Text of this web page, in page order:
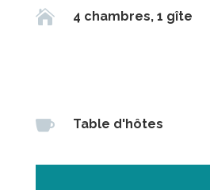
 4 chambres, 1 gîte
 Table d'hôtes